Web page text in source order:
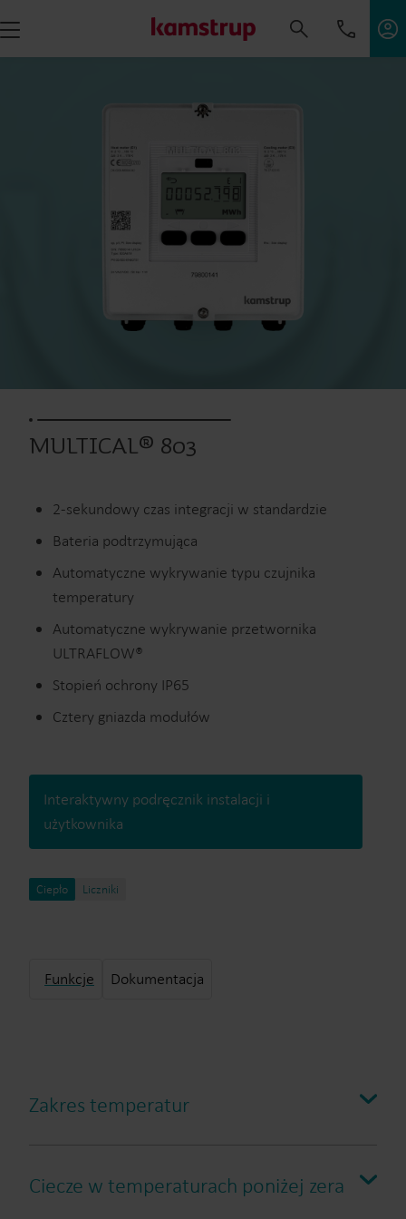
MULTICAL® 803
2-sekundowy czas integracji w standardzie
Bateria podtrzymująca
Automatyczne wykrywanie typu czujnika
temperatury
Automatyczne wykrywanie przetwornika
ULTRAFLOW®
Stopień ochrony IP65
Cztery gniazda modułów
Interaktywny podręcznik instalacji i
użytkownika
Ciepło Liczniki
Funkcje Dokumentacja
Zakres temperatur
Zakres temperatur θ: 2°C…180°C
Ciecze w temperaturach poniżej zera